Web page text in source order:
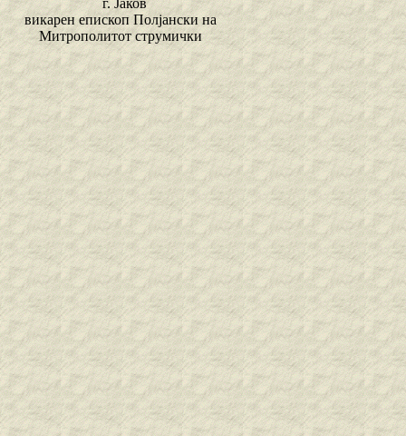
г. Јаков
викарен епископ Полјански на
Митрополитот струмички